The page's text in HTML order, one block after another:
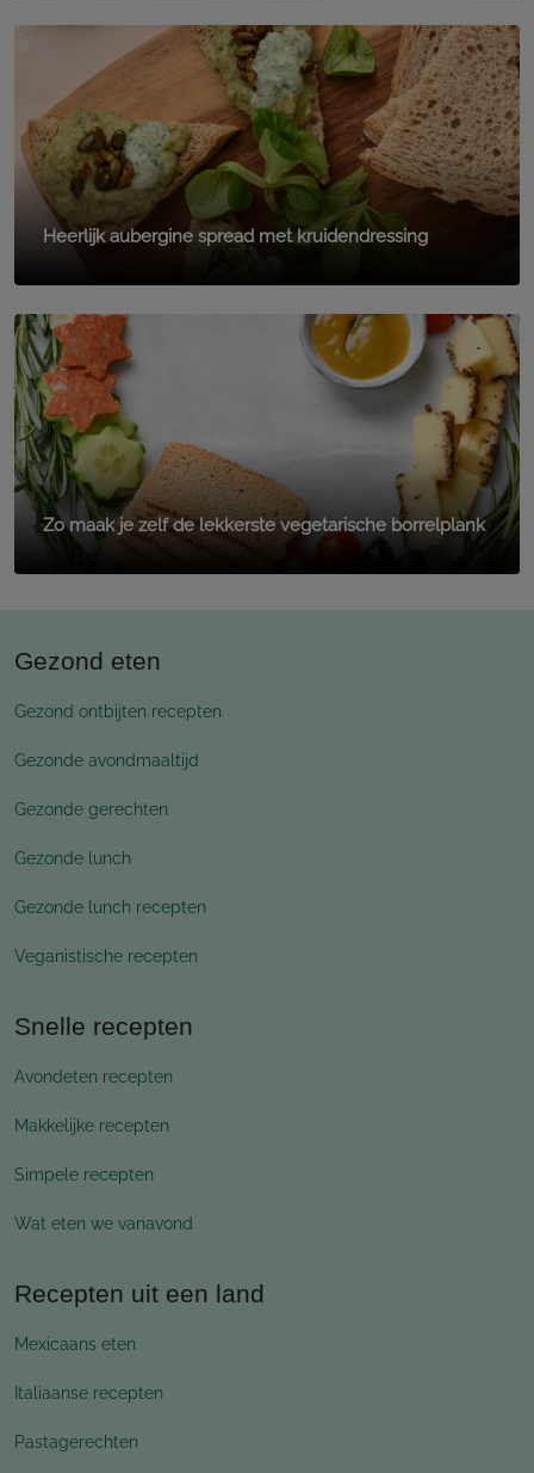
Heerlijk aubergine spread met kruidendressing
Zo maak je zelf de lekkerste vegetarische borrelplank
Gezond eten
Gezond ontbijten recepten
Gezonde avondmaaltijd
Gezonde gerechten
Gezonde lunch
Gezonde lunch recepten
Veganistische recepten
Snelle recepten
Avondeten recepten
Makkelijke recepten
Simpele recepten
Wat eten we vanavond
Recepten uit een land
Mexicaans eten
Italiaanse recepten
Pastagerechten